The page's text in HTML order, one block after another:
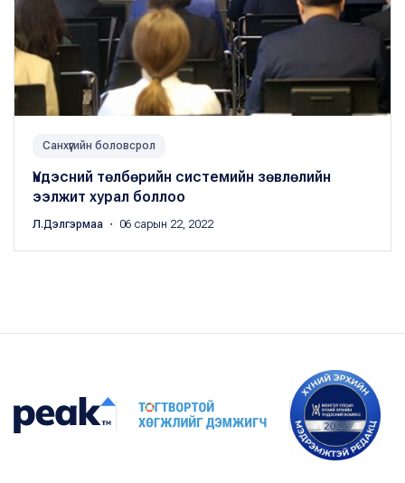
Санхүүгийн боловсрол
Үндэсний төлбөрийн системийн зөвлөлийн
ээлжит хурал боллоо
Л.Дэлгэрмаа ・ 06 сарын 22, 2022